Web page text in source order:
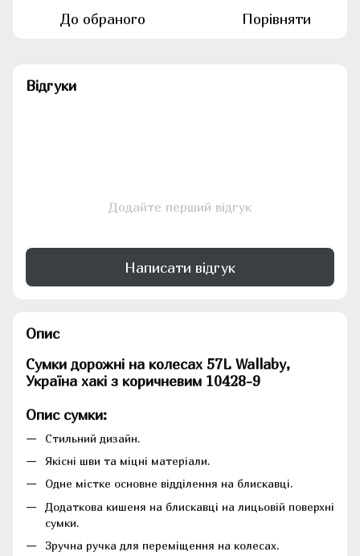
До обраного Порівняти
Відгуки
Додайте перший відгук
Написати відгук
Опис
Сумки дорожні на колесах 57L Wallaby,
Україна хакі з коричневим 10428-9
Опис сумки:
Стильний дизайн.
Якісні шви та міцні матеріали.
Одне містке основне відділення на блискавці.
Додаткова кишеня на блискавці на лицьовій поверхні
сумки.
Зручна ручка для переміщення на колесах.